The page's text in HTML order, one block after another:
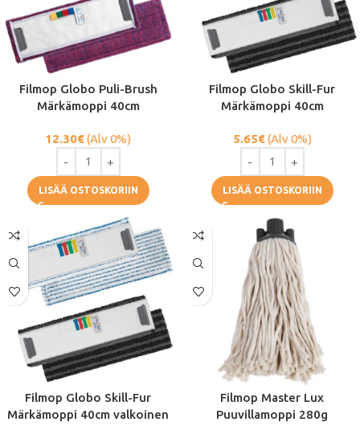
Filmop Globo Puli-Brush
Märkämoppi 40cm
12.30€(Alv 0%)
LISÄÄ OSTOSKORIIN
Filmop Globo Skill-Fur
Märkämoppi 40cm
5.65€(Alv 0%)
LISÄÄ OSTOSKORIIN
Filmop Globo Skill-Fur
Märkämoppi 40cm valkoinen
Filmop Master Lux
Puuvillamoppi 280g